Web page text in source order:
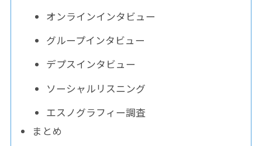
オンラインインタビュー
グループインタビュー
デプスインタビュー
ソーシャルリスニング
エスノグラフィー調査
まとめ